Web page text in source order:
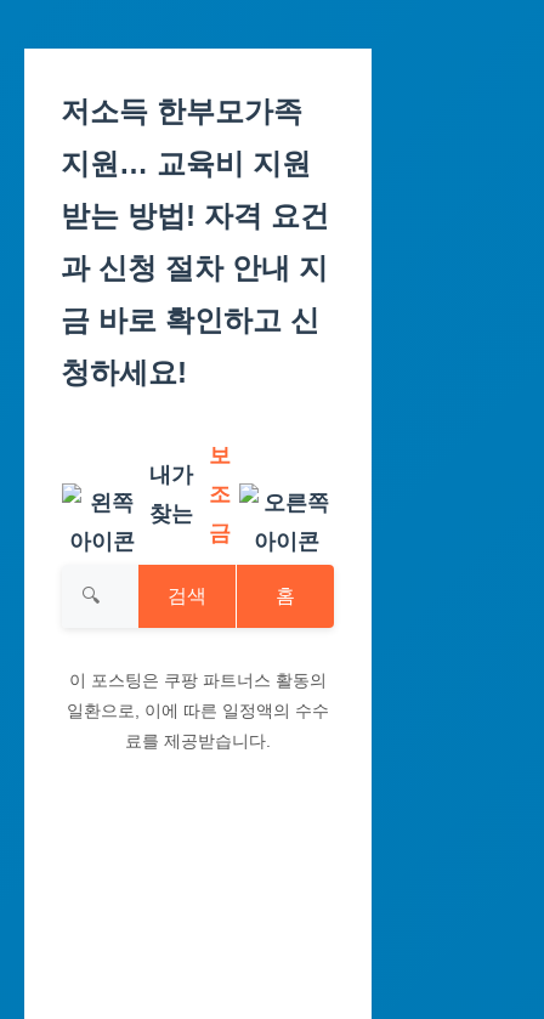
content
저소득 한부모가족
지원… 교육비 지원
받는 방법! 자격 요건
과 신청 절차 안내 지
금 바로 확인하고 신
청하세요!
내가
찾는
보
조
금
검색 홈
이 포스팅은 쿠팡 파트너스 활동의
일환으로, 이에 따른 일정액의 수수
료를 제공받습니다.